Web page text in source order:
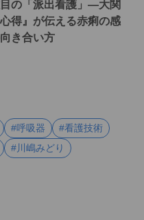
目の「派出看護」―大関
得』が伝える赤痢の感
き合い方
#呼吸器
#看護技術
#川嶋みどり